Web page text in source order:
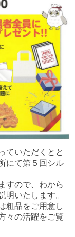
ていただくとと
にて第５回シル
すので、わから
明いたします。
粗品をご用意し
々の活躍をご覧